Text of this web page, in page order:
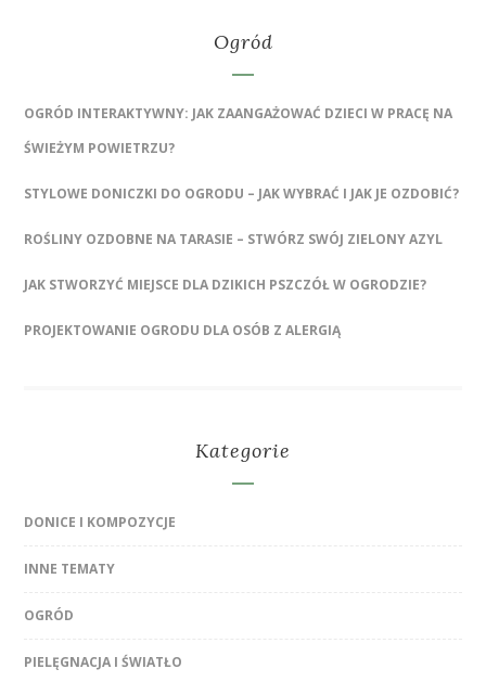
Ogród
OGRÓD INTERAKTYWNY: JAK ZAANGAŻOWAĆ DZIECI W PRACĘ NA
ŚWIEŻYM POWIETRZU?
STYLOWE DONICZKI DO OGRODU – JAK WYBRAĆ I JAK JE OZDOBIĆ?
ROŚLINY OZDOBNE NA TARASIE – STWÓRZ SWÓJ ZIELONY AZYL
JAK STWORZYĆ MIEJSCE DLA DZIKICH PSZCZÓŁ W OGRODZIE?
PROJEKTOWANIE OGRODU DLA OSÓB Z ALERGIĄ
Kategorie
DONICE I KOMPOZYCJE
INNE TEMATY
OGRÓD
PIELĘGNACJA I ŚWIATŁO